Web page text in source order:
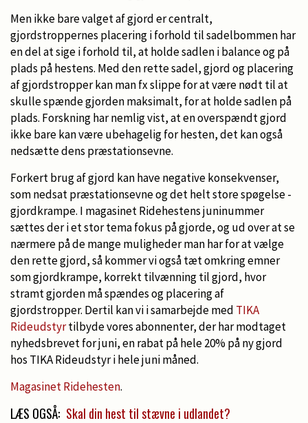
Men ikke bare valget af gjord er centralt,
gjordstroppernes placering i forhold til sadelbommen har
en del at sige i forhold til, at holde sadlen i balance og på
plads på hestens. Med den rette sadel, gjord og placering
af gjordstropper kan man fx slippe for at være nødt til at
skulle spænde gjorden maksimalt, for at holde sadlen på
plads. Forskning har nemlig vist, at en overspændt gjord
ikke bare kan være ubehagelig for hesten, det kan også
nedsætte dens præstationsevne.
Forkert brug af gjord kan have negative konsekvenser,
som nedsat præstationsevne og det helt store spøgelse -
gjordkrampe. I magasinet Ridehestens juninummer
sættes der i et stor tema fokus på gjorde, og ud over at se
nærmere på de mange muligheder man har for at vælge
den rette gjord, så kommer vi også tæt omkring emner
som gjordkrampe, korrekt tilvænning til gjord, hvor
stramt gjorden må spændes og placering af
gjordstropper. Dertil kan vi i samarbejde med TIKA
Rideudstyrtilbyde vores abonnenter, der har modtaget
nyhedsbrevet for juni, en rabat på hele 20% på ny gjord
hos TIKA Rideudstyr i hele juni måned.
Magasinet Ridehesten.
LÆS OGSÅ: Skal din hest til stævne i udlandet?